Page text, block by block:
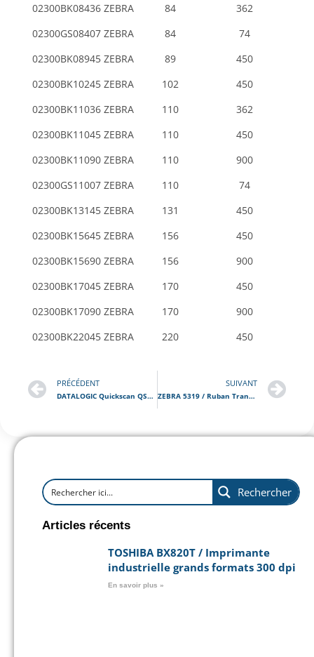
02300BK08436 ZEBRA
84
362
02300GS08407 ZEBRA
84
74
02300BK08945 ZEBRA
89
450
02300BK10245 ZEBRA
102
450
02300BK11036 ZEBRA
110
362
02300BK11045 ZEBRA
110
450
02300BK11090 ZEBRA
110
900
02300GS11007 ZEBRA
110
74
02300BK13145 ZEBRA
131
450
02300BK15645 ZEBRA
156
450
02300BK15690 ZEBRA
156
900
02300BK17045 ZEBRA
170
450
02300BK17090 ZEBRA
170
900
02300BK22045 ZEBRA
220 450
PRÉCÉDENT
DATALOGIC Quickscan QS6500 / Lecteur code barre portable
SUIVANT
ZEBRA 5319 / Ruban Transfert Thermique Cire
Rechercher
Articles récents
TOSHIBA BX820T / Imprimante
industrielle grands formats 300 dpi
En savoir plus »